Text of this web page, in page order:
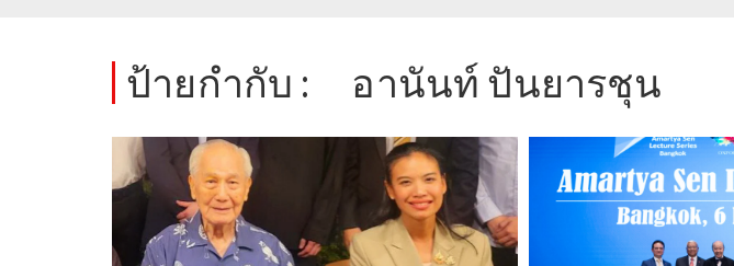
ป้ายกำกับ : อานันท์ ปันยารชุน